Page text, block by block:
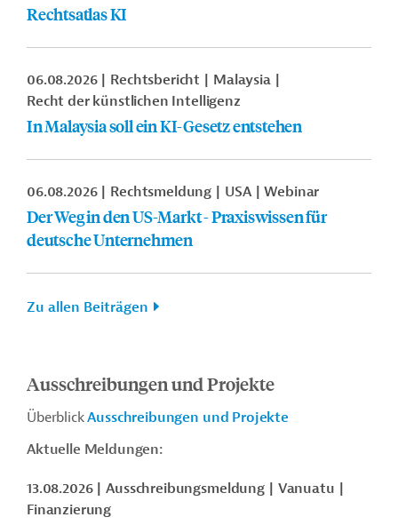
Rechtsatlas KI
06.08.2026 Rechtsbericht
Malaysia
Recht der künstlichen Intelligenz
In Malaysia soll ein KI-Gesetz entstehen
06.08.2026 Rechtsmeldung USA Webinar
Der Weg in den US-Markt - Praxiswissen für
deutsche Unternehmen
Zu allen Beiträgen
Ausschreibungen und Projekte
ÜberblickAusschreibungen und Projekte
Aktuelle Meldungen:
13.08.2026 Ausschreibungsmeldung
Vanuatu
Finanzierung